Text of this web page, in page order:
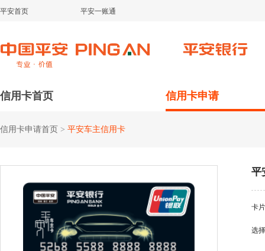
平安首页 平安一账通
信用卡首页 信用卡申请
信用卡申请首页 > 平安车主信用卡
平
卡
选